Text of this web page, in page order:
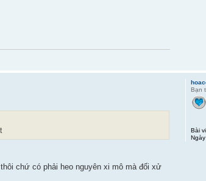
chứ có phải heo nguyên xi mô mà đối xử
Bạn
Bài